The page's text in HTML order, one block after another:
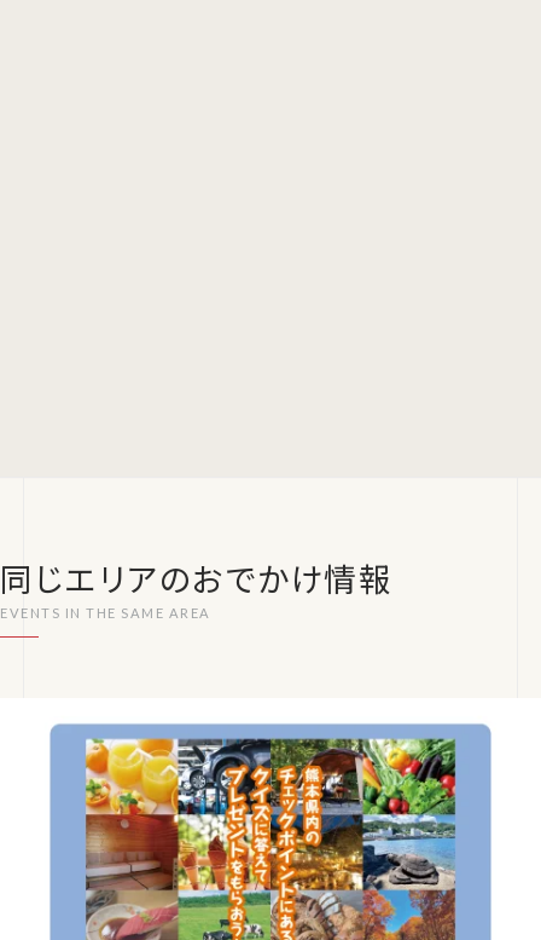
同じエリアのおでかけ情報